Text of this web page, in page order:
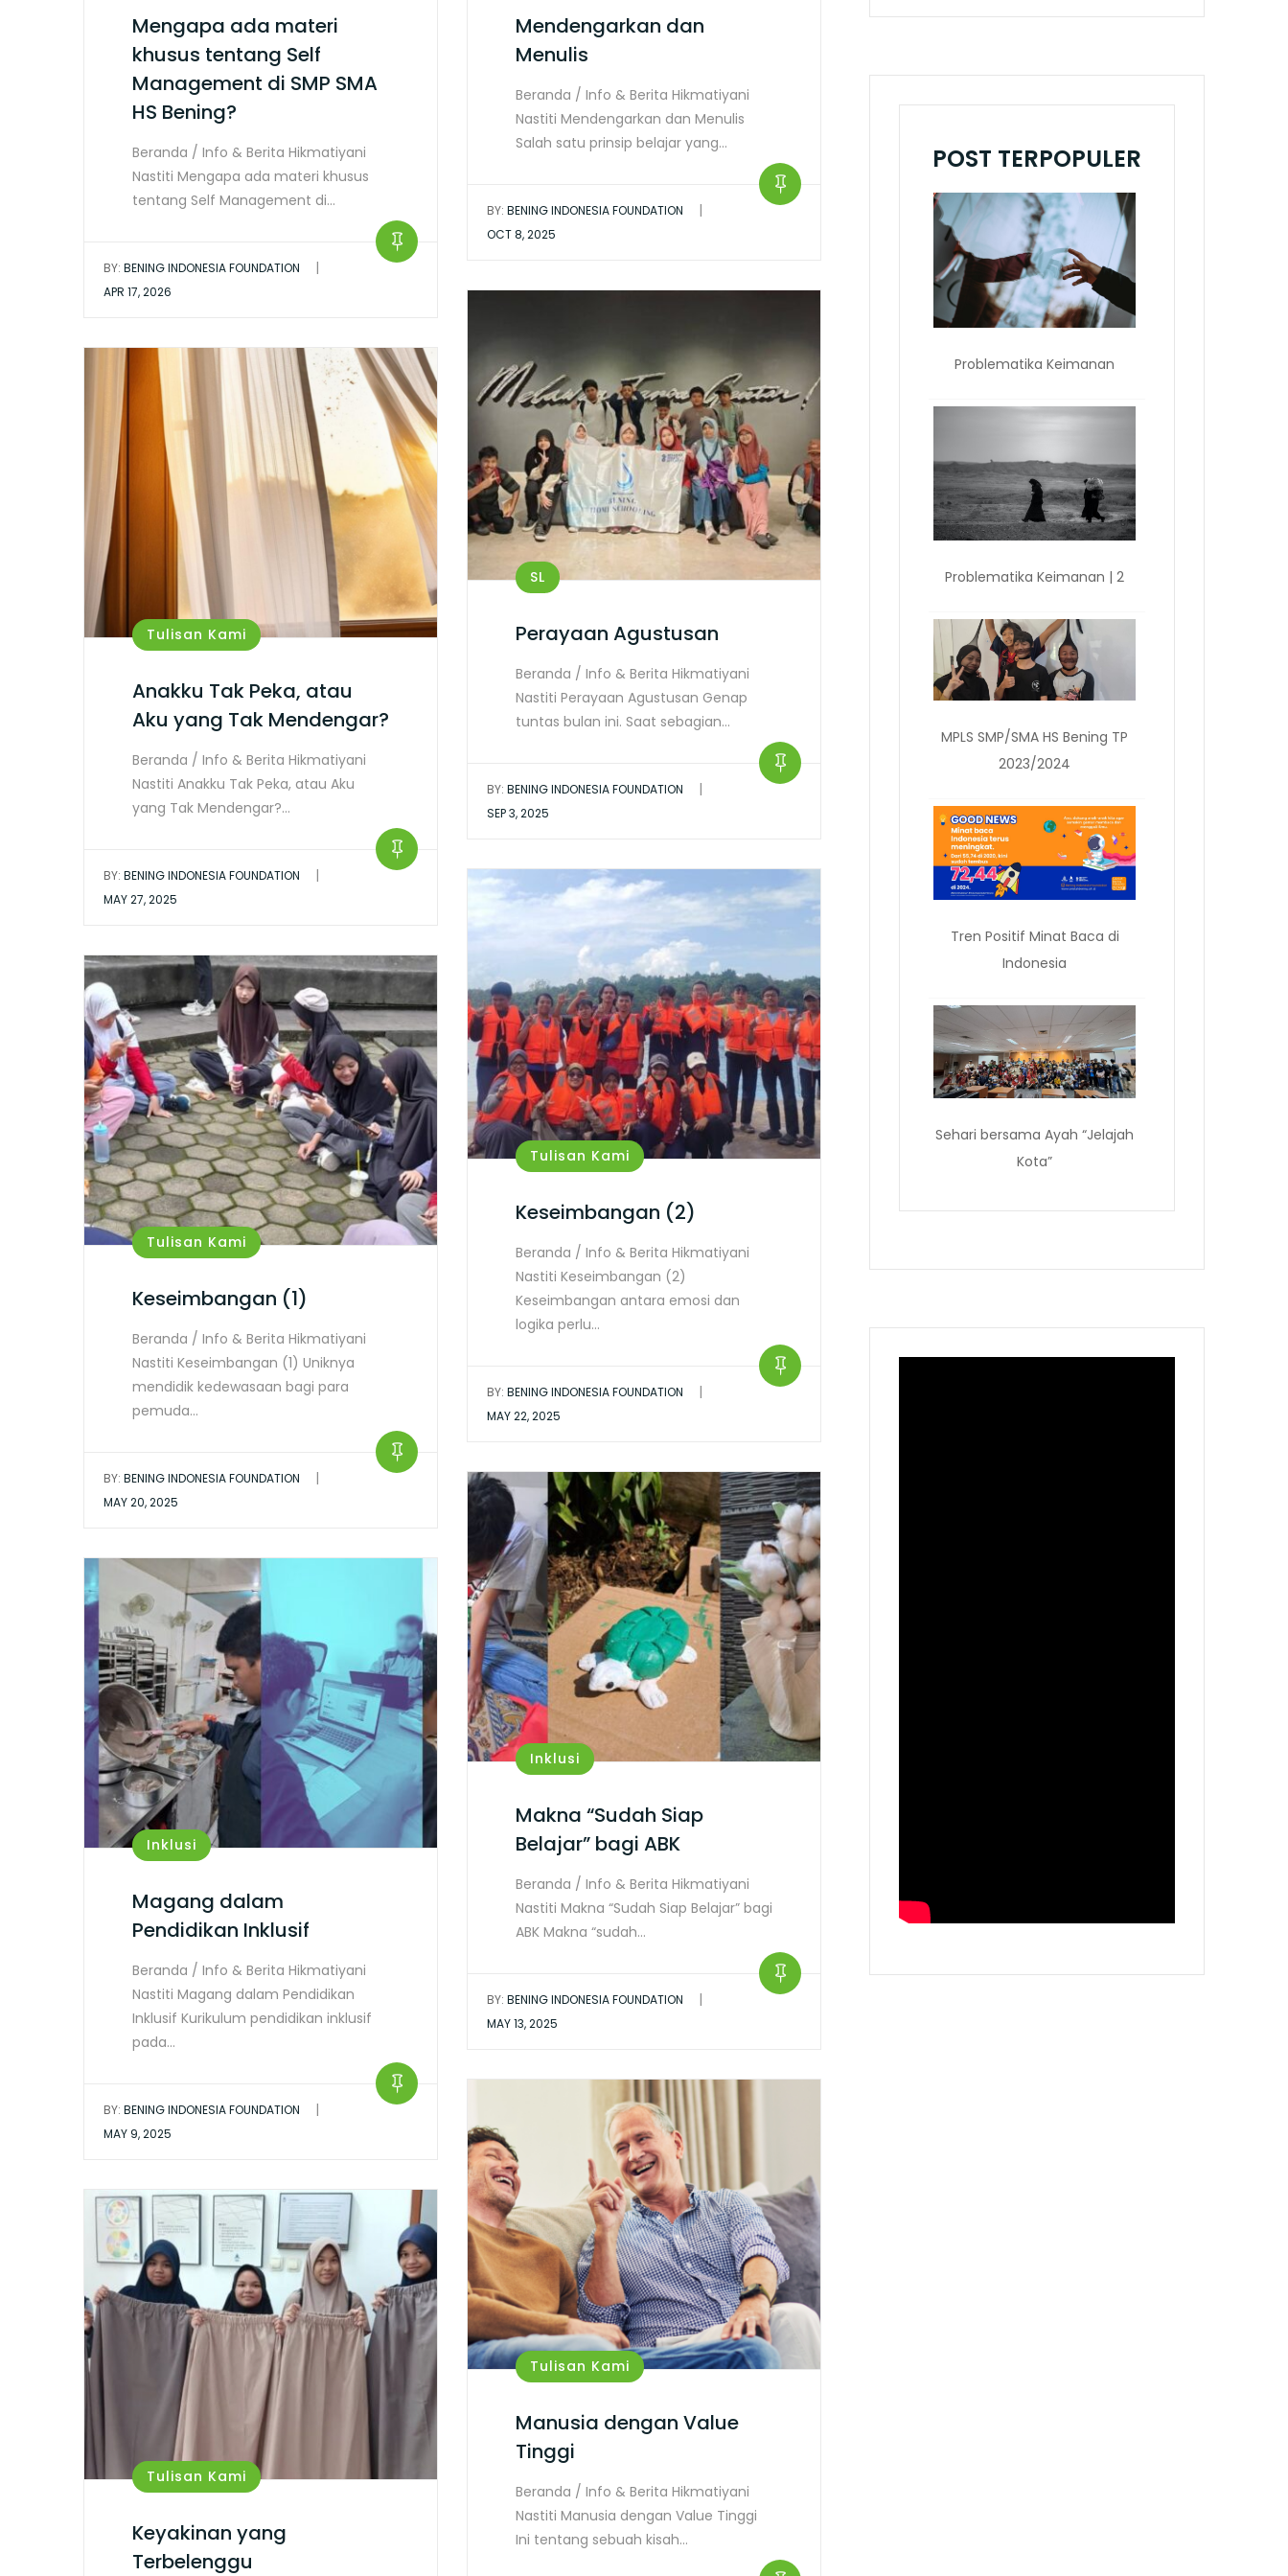
Mengapa ada materi
khusus tentang Self
Management di SMP SMA
HS Bening?
Beranda / Info & Berita Hikmatiyani
Nastiti Mengapa ada materi khusus
tentang Self Management di…
BY: BENING INDONESIA FOUNDATION |
APR 17, 2026
Mendengarkan dan
Menulis
Beranda / Info & Berita Hikmatiyani
Nastiti Mendengarkan dan Menulis
Salah satu prinsip belajar yang…
BY: BENING INDONESIA FOUNDATION |
OCT 8, 2025
SL
Perayaan Agustusan
Beranda / Info & Berita Hikmatiyani
Nastiti Perayaan Agustusan Genap
tuntas bulan ini. Saat sebagian…
BY: BENING INDONESIA FOUNDATION |
SEP 3, 2025
Tulisan Kami
Anakku Tak Peka, atau
Aku yang Tak Mendengar?
Beranda / Info & Berita Hikmatiyani
Nastiti Anakku Tak Peka, atau Aku
yang Tak Mendengar?…
BY: BENING INDONESIA FOUNDATION |
MAY 27, 2025
Tulisan Kami
Keseimbangan (2)
Beranda / Info & Berita Hikmatiyani
Nastiti Keseimbangan (2)
Keseimbangan antara emosi dan
logika perlu…
BY: BENING INDONESIA FOUNDATION |
MAY 22, 2025
Tulisan Kami
Keseimbangan (1)
Beranda / Info & Berita Hikmatiyani
Nastiti Keseimbangan (1) Uniknya
mendidik kedewasaan bagi para
pemuda…
BY: BENING INDONESIA FOUNDATION |
MAY 20, 2025
Inklusi
Makna “Sudah Siap
Belajar” bagi ABK
Beranda / Info & Berita Hikmatiyani
Nastiti Makna “Sudah Siap Belajar” bagi
ABK Makna “sudah…
BY: BENING INDONESIA FOUNDATION |
MAY 13, 2025
Inklusi
Magang dalam
Pendidikan Inklusif
Beranda / Info & Berita Hikmatiyani
Nastiti Magang dalam Pendidikan
Inklusif Kurikulum pendidikan inklusif
pada…
BY: BENING INDONESIA FOUNDATION |
MAY 9, 2025
Tulisan Kami
Manusia dengan Value
Tinggi
Beranda / Info & Berita Hikmatiyani
Nastiti Manusia dengan Value Tinggi
Ini tentang sebuah kisah…
Tulisan Kami
Keyakinan yang
Terbelenggu
POST TERPOPULER
Problematika Keimanan
Problematika Keimanan | 2
MPLS SMP/SMA HS Bening TP
2023/2024
Tren Positif Minat Baca di
Indonesia
Sehari bersama Ayah “Jelajah
Kota”